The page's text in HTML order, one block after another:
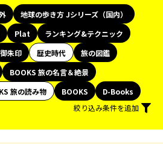
地球の歩き方 Jシリーズ（国内）
Plat
ランキング&テクニック
御朱印 歴史時代
旅の図鑑
BOOKS 旅の名言＆絶景
旅の読み物 BOOKS
D-Books
絞り込み条件を追加